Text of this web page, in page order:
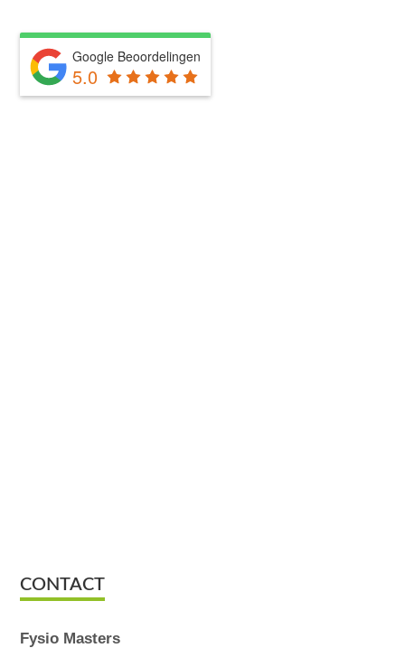
Google Beoordelingen
5.0
CONTACT
Fysio Masters